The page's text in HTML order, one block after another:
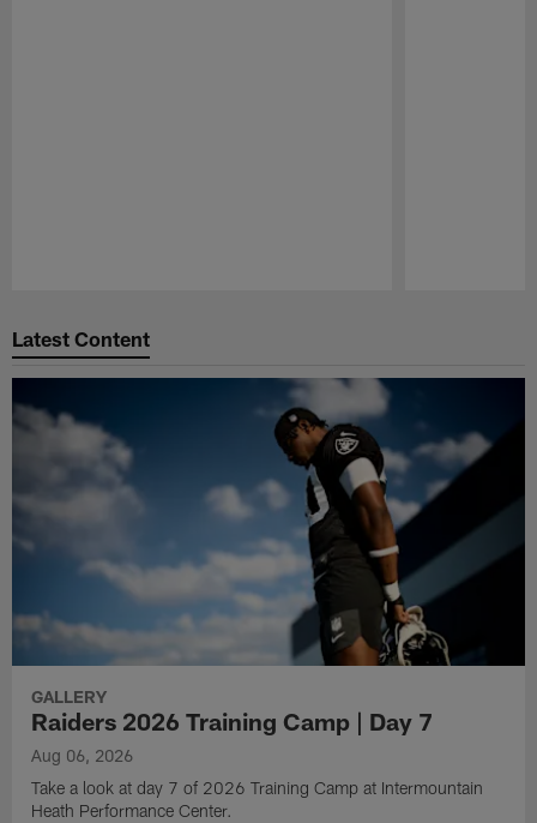
Latest Content
GALLERY
Raiders 2026 Training Camp | Day 7
Aug 06, 2026
Take a look at day 7 of 2026 Training Camp at Intermountain
Heath Performance Center.